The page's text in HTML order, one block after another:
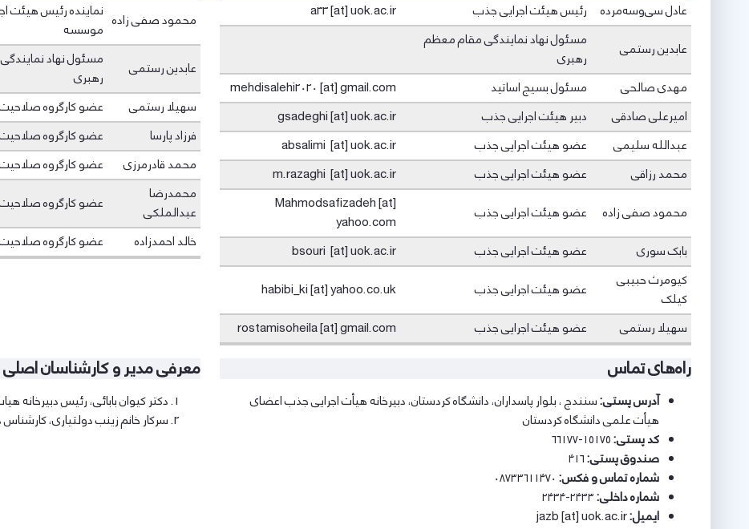
عادل سی‌وسه‌مرده
رئیس هیئت اجرایی جذب
a33 [at] uok.ac.ir
عابدین رستمی
مسئول نهاد نمایندگی مقام معظم
رهبری
مهدی صالحی
مسئول بسیج اساتید
mehdisalehi2020 [at] gmail.com
امیرعلی صادقی
دبیر هیئت اجرایی جذب
gsadeghi [at] uok.ac.ir
عبدالله سلیمی
عضو هیئت اجرایی جذب
absalimi [at] uok.ac.ir
محمد رزاقی
عضو هیئت اجرایی جذب
m.razaghi [at] uok.ac.ir
محمود صفی زاده
عضو هیئت اجرایی جذب
Mahmodsafizadeh [at]
yahoo.com
بابک سوری
عضو هیئت اجرایی جذب
bsouri [at] uok.ac.ir
کیومرث حبیبی
کیلک
عضو هیئت اجرایی جذب
habibi_ki [at] yahoo.co.uk
سهیلا رستمی
عضو هیئت اجرایی جذب rostamisoheila [at] gmail.com
محمود صفی زاده نماینده رئیس هیئت
موسسه
عابدین رستمی
مسئول نهاد
رهبری
سهیلا رستمی
عضو کارگروه
فرزاد پارسا
عضو کارگروه
محمد قادرمرزی
عضو کارگروه
محمدرضا
عبدالملکی
عضو کارگروه
خالد احمدزاده
عضو کارگروه
راه‌های تماس
آدرس پستی:سنندج ، بلوار پاسداران، دانشگاه کردستان، دبیرخانه هیأت اجرایی جذب اعضای
هیأت علمی دانشگاه کردستان
کد پستی:۱۵۱۷۵-۶۶۱۷۷
صندوق پستی:۴۱۶
شماره تماس و فکس:۰۸۷۳۳۶۱۱۴۷۰
شماره داخلی:
ایمیل:
معرفی مدیر و کارشناسان اصلی
دکتر کیوان بابائی، رئیس
سرکار خانم زینب دولتیاری،